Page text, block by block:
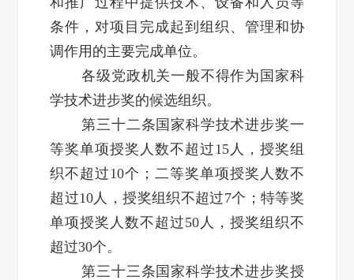
条件，对项目完成起到组织、管理和协
调作用的主要完成单位。
各级党政机关一般不得作为国家科
学技术进步奖的候选组织。
第三十二条国家科学技术进步奖一
等奖单项授奖人数不超过15人，授奖组
织不超过10个；二等奖单项授奖人数不
超过10人，授奖组织不超过7个；特等奖
单项授奖人数不超过50人，授奖组织不
超过30个。
第三十三条国家科学技术进步奖授